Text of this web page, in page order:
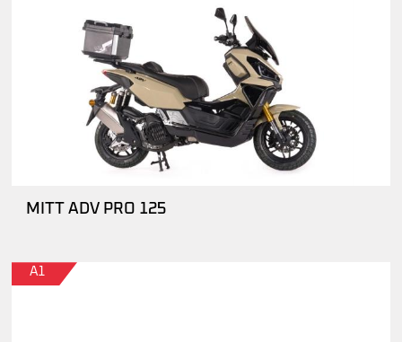
MITT ADV PRO 125
A1